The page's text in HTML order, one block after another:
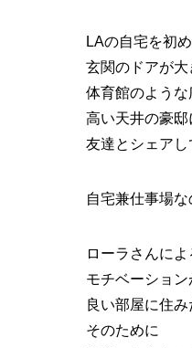
LAの自宅を初
玄関のドアが大
体育館のような
高い天井の豪邸
友達とシェアし
自宅兼仕事場
ローラさんによ
モチベーション
良い部屋に住み
そのために